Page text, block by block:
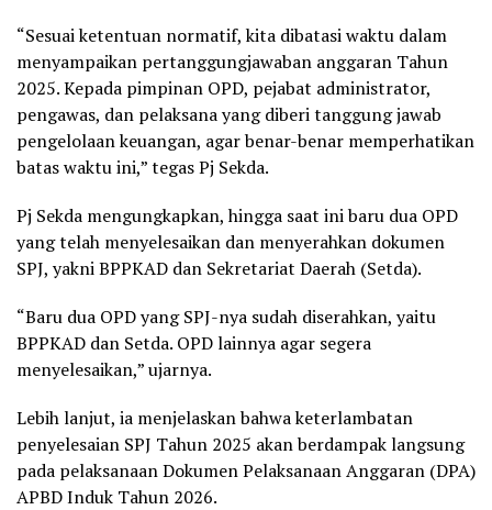
“Sesuai ketentuan normatif, kita dibatasi waktu dalam
menyampaikan pertanggungjawaban anggaran Tahun
2025. Kepada pimpinan OPD, pejabat administrator,
pengawas, dan pelaksana yang diberi tanggung jawab
pengelolaan keuangan, agar benar-benar memperhatikan
batas waktu ini,” tegas Pj Sekda.
Pj Sekda mengungkapkan, hingga saat ini baru dua OPD
yang telah menyelesaikan dan menyerahkan dokumen
SPJ, yakni BPPKAD dan Sekretariat Daerah (Setda).
“Baru dua OPD yang SPJ-nya sudah diserahkan, yaitu
BPPKAD dan Setda. OPD lainnya agar segera
menyelesaikan,” ujarnya.
Lebih lanjut, ia menjelaskan bahwa keterlambatan
penyelesaian SPJ Tahun 2025 akan berdampak langsung
pada pelaksanaan Dokumen Pelaksanaan Anggaran (DPA)
APBD Induk Tahun 2026.